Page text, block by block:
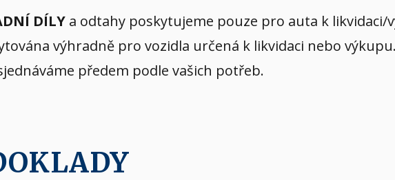
DÍLY a odtahy poskytujeme pouze pro auta k likvidaci/
výhradně pro vozidla určená k likvidaci nebo výkupu.
předem podle vašich potřeb.